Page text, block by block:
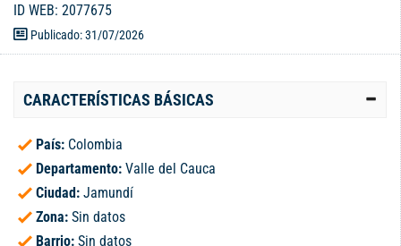
ID WEB: 2077675
Publicado: 31/07/2026
CARACTERÍSTICAS BÁSICAS
País: Colombia
Departamento: Valle del Cauca
Ciudad: Jamundí
Zona: Sin datos
Barrio: Sin datos